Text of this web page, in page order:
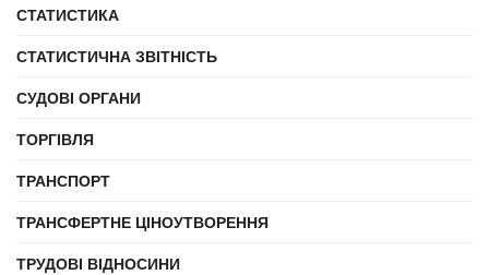
СТАТИСТИКА
СТАТИСТИЧНА ЗВІТНІСТЬ
СУДОВІ ОРГАНИ
ТОРГІВЛЯ
ТРАНСПОРТ
ТРАНСФЕРТНЕ ЦІНОУТВОРЕННЯ
ТРУДОВІ ВІДНОСИНИ